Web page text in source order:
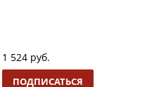
1 524 руб.
ПОДПИСАТЬСЯ